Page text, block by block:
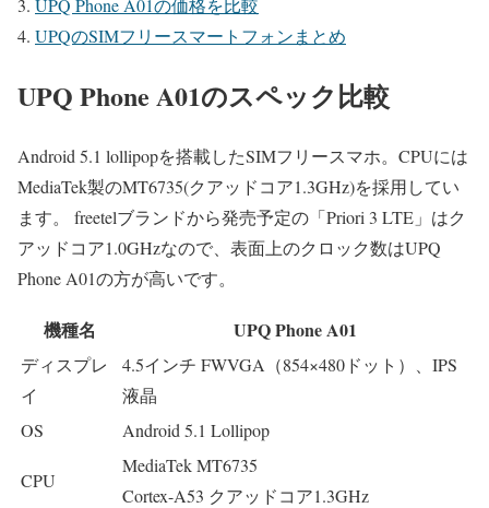
UPQ Phone A01の価格を比較
UPQのSIMフリースマートフォンまとめ
UPQ Phone A01のスペック比較
Android 5.1 lollipopを搭載したSIMフリースマホ。CPUには
MediaTek製のMT6735(クアッドコア1.3GHz)を採用してい
ます。 freetelブランドから発売予定の「Priori 3 LTE」はク
アッドコア1.0GHzなので、表面上のクロック数はUPQ
Phone A01の方が高いです。
機種名 UPQ Phone A01
ディスプレ
イ
4.5インチ FWVGA（854×480ドット）、IPS
液晶
OS
Android 5.1 Lollipop
CPU
MediaTek MT6735
Cortex-A53 クアッドコア1.3GHz